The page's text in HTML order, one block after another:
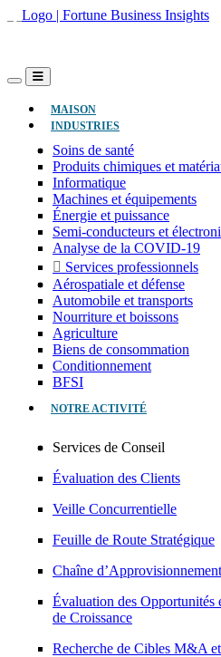
MAISON(ACTUEL)
INDUSTRIES
Soins de santé
Produits chimiques et
Informatique
Machines et équipements
Énergie et puissance
Semi-conducteurs et
Analyse de la COVID-19
Services professionnels
Aérospatiale et défense
Automobile et transports
Nourriture et boissons
Agriculture
Biens de consommation
Conditionnement
BFSI
NOTRE ACTIVITÉ
Services de Conseil
Évaluation des Clients
Veille Concurrentielle
Feuille de Route Stratégique
Chaîne
Évaluation des Opportunités
de Croissance
Recherche de Cibles M&A